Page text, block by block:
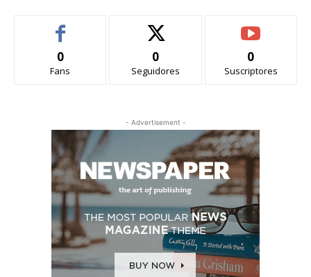
0
Fans
0
Seguidores
0
Suscriptores
- Advertisement -